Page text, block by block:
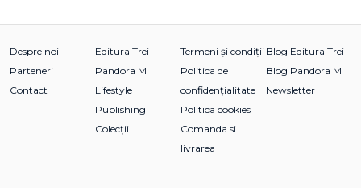
Despre noi
Parteneri
Contact
Editura Trei
Pandora M
Lifestyle
Publishing
Colecții
Termeni și condiții
Politica de
confidențialitate
Politica cookies
Comanda si
livrarea
Blog Editura Trei
Blog Pandora M
Newsletter